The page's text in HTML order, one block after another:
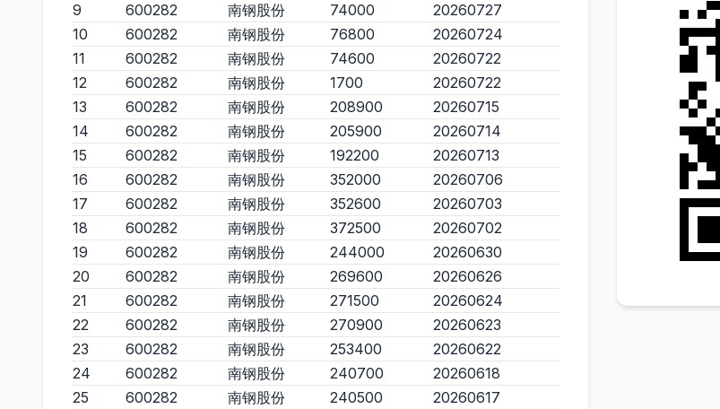
9
600282 南钢股份 74000
20260727
10
600282 南钢股份 76800
20260724
11
600282 南钢股份 74600
20260722
12
600282 南钢股份 1700
20260722
13
600282 南钢股份 208900
20260715
14
600282 南钢股份 205900
20260714
15
600282 南钢股份 192200
20260713
16
600282 南钢股份 352000
20260706
17
600282 南钢股份 352600
20260703
18
600282 南钢股份 372500
20260702
19
600282 南钢股份 244000
20260630
20
600282 南钢股份 269600
20260626
21
600282 南钢股份 271500
20260624
22
600282 南钢股份 270900
20260623
23
600282 南钢股份 253400
20260622
24
600282 南钢股份 240700
20260618
25
600282 南钢股份 240500 20260617